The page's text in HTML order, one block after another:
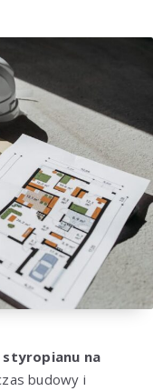
styropianu na
budowy i